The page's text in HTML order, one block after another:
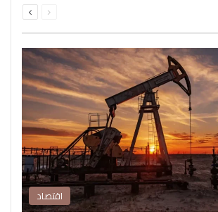
الصفحةالصفحة
اقتصاد